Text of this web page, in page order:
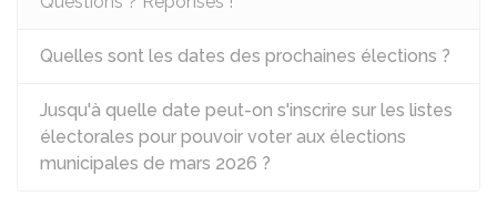
Quelles sont les dates des prochaines élections ?
Jusqu'à quelle date peut-on s'inscrire sur les listes
électorales pour pouvoir voter aux élections
municipales de mars 2026 ?